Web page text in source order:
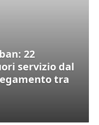
22
servizio dal
tra